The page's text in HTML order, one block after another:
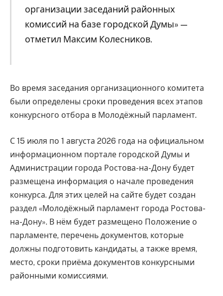
организации заседаний районных
комиссий на базе городской Думы» —
отметил Максим Колесников.
Во время заседания организационного комитета
были определены сроки проведения всех этапов
конкурсного отбора в Молодёжный парламент.
С 15 июля по 1 августа 2026 года на официальном
информационном портале городской Думы и
Администрации города Ростова-на-Дону будет
размещена информация о начале проведения
конкурса. Для этих целей на сайте будет создан
раздел «Молодёжный парламент города Ростова-
на-Дону». В нём будет размещено Положение о
парламенте, перечень документов, которые
должны подготовить кандидаты, а также время,
место, сроки приёма документов конкурсными
районными комиссиями.